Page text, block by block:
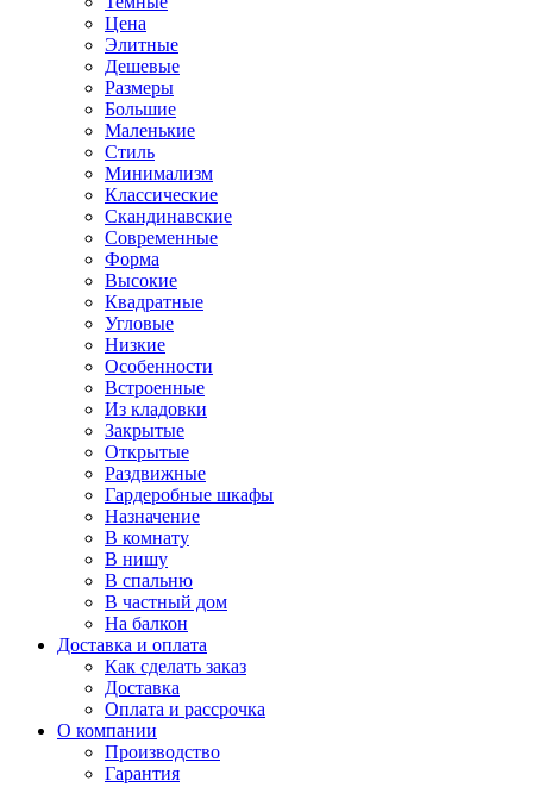
Цена
Элитные
Дешевые
Размеры
Большие
Маленькие
Стиль
Минимализм
Классические
Скандинавские
Современные
Форма
Высокие
Квадратные
Угловые
Низкие
Особенности
Встроенные
Из кладовки
Закрытые
Открытые
Раздвижные
Гардеробные шкафы
Назначение
В комнату
В нишу
В спальню
В частный дом
На балкон
Доставка и оплата
Как сделать заказ
Доставка
Оплата и рассрочка
О компании
Производство
Гарантия